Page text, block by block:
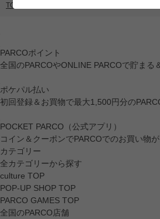
TOP
PARCOポイント
全国のPARCOやONLINE PARCOで貯まる
ポケパル払い
初回登録＆お買物で最大1,500円分の
POCKET PARCO（公式アプリ）
コイン＆クーポンでPARCOでのお買い物
カテゴリー
全カテゴリーから探す
culture TOP
POP-UP SHOP TOP
PARCO GAMES TOP
全国のPARCO店舗